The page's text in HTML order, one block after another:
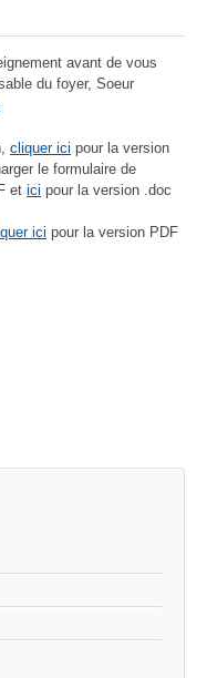
avant de vous
du foyer, Soeur
cliquer ici pour la version
le formulaire de
et ici pour la version .doc
ici pour la version PDF